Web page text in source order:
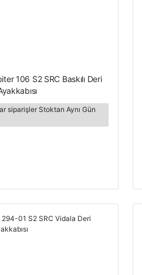
106 S2 SRC Baskılı Deri
siparişler Stoktan Aynı Gün